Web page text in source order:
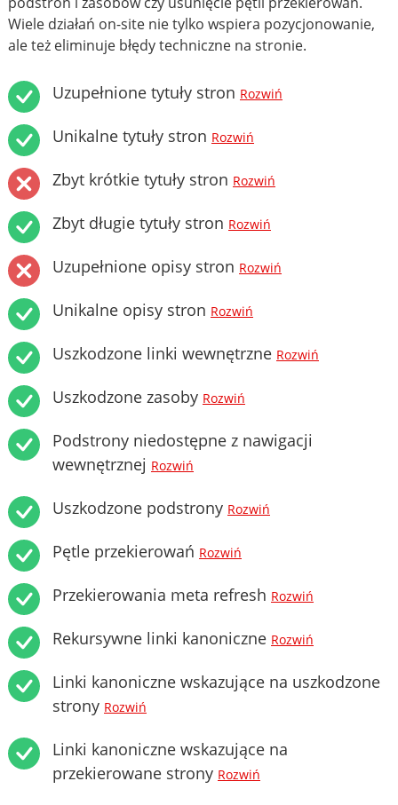
Wiele działań on-site nie tylko wspiera pozycjonowanie,
ale też eliminuje błędy techniczne na stronie.
Uzupełnione tytuły stron Rozwiń
Unikalne tytuły stron Rozwiń
Zbyt krótkie tytuły stron Rozwiń
Zbyt długie tytuły stron Rozwiń
Uzupełnione opisy stron Rozwiń
Unikalne opisy stron Rozwiń
Uszkodzone linki wewnętrzne Rozwiń
Uszkodzone zasoby Rozwiń
Podstrony niedostępne z nawigacji
wewnętrznej Rozwiń
Uszkodzone podstrony Rozwiń
Pętle przekierowań Rozwiń
Przekierowania meta refresh Rozwiń
Rekursywne linki kanoniczne Rozwiń
Linki kanoniczne wskazujące na uszkodzone
strony Rozwiń
Linki kanoniczne wskazujące na
przekierowane strony Rozwiń